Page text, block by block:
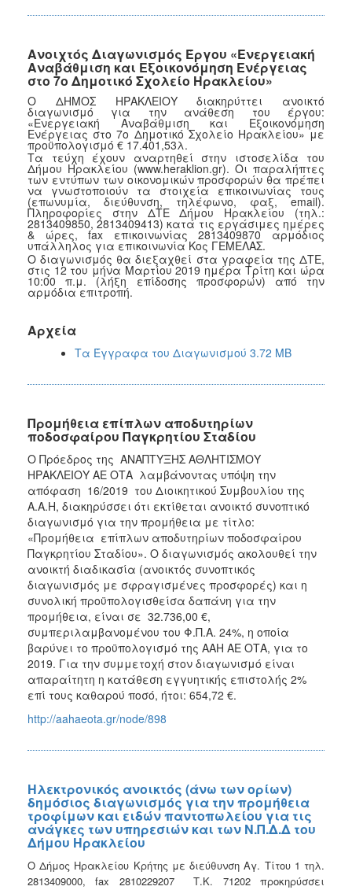
Ανοιχτός Διαγωνισμός Έργου «Ενεργειακή
Αναβάθμιση και Εξοικονόμηση Ενέργειας
στο 7ο Δημοτικό Σχολείο Ηρακλείου»
Ο ΔΗΜΟΣ ΗΡΑΚΛΕΙΟΥ διακηρύττει ανοικτό
διαγωνισμό για την ανάθεση του έργου:
«Ενεργειακή Αναβάθμιση και Εξοικονόμηση
Ενέργειας στο 7ο Δημοτικό Σχολείο Ηρακλείου» με
προϋπολογισμό € 17.401,53λ.
Τα τεύχη έχουν αναρτηθεί στην ιστοσελίδα του
Δήμου Ηρακλείου (www.heraklion.gr). Οι παραλήπτες
των εντύπων των οικονομικών προσφορών θα πρέπει
να γνωστοποιούν τα στοιχεία επικοινωνίας τους
(επωνυμία, διεύθυνση, τηλέφωνο, φαξ, email).
Πληροφορίες στην ΔΤΕ Δήμου Ηρακλείου (τηλ.:
2813409850, 2813409413) κατά τις εργάσιμες ημέρες
& ώρες, fax επικοινωνίας 2813409870 αρμόδιος
υπάλληλος για επικοινωνία Κος ΓΕΜΕΛΑΣ.
Ο διαγωνισμός θα διεξαχθεί στα γραφεία της ΔΤΕ,
στις 12 του μήνα Μαρτίου 2019 ημέρα Τρίτη και ώρα
10:00 π.μ. (λήξη επίδοσης προσφορών) από την
αρμόδια επιτροπή.
Αρχεία
Τα Έγγραφα του Διαγωνισμού 3.72 MB
Προμήθεια επίπλων αποδυτηρίων
ποδοσφαίρου Παγκρητίου Σταδίου
Ο Πρόεδρος της ΑΝΑΠΤΥΞΗΣ ΑΘΛΗΤΙΣΜΟΥ
ΗΡΑΚΛΕΙΟΥ ΑΕ ΟΤΑ λαμβάνοντας υπόψη την
απόφαση 16/2019 του Διοικητικού Συμβουλίου της
Α.Α.Η, διακηρύσσει ότι εκτίθεται ανοικτό συνοπτικό
διαγωνισμό για την προμήθεια με τίτλο:
«Προμήθεια επίπλων αποδυτηρίων ποδοσφαίρου
Παγκρητίου Σταδίου». Ο διαγωνισμός ακολουθεί την
ανοικτή διαδικασία (ανοικτός συνοπτικός
διαγωνισμός με σφραγισμένες προσφορές) και η
συνολική προϋπολογισθείσα δαπάνη για την
προμήθεια, είναι σε 32.736,00 €,
συμπεριλαμβανομένου του Φ.Π.Α. 24%, η οποία
βαρύνει το προϋπολογισμό της ΑΑΗ ΑΕ ΟΤΑ, για το
2019. Για την συμμετοχή στον διαγωνισμό είναι
απαραίτητη η κατάθεση εγγυητικής επιστολής 2%
επί τους καθαρού ποσό, ήτοι: 654,72 €.
http://aahaeota.gr/node/898
Ηλεκτρονικός ανοικτός (άνω των ορίων)
δημόσιος διαγωνισμός για την προμήθεια
τροφίμων και ειδών παντοπωλείου για τις
ανάγκες των υπηρεσιών και των Ν.Π.Δ.Δ του
Δήμου Ηρακλείου
Ο Δήμος Ηρακλείου Κρήτης με διεύθυνση Αγ. Τίτου 1 τηλ.
2813409000, fax 2810229207 Τ.Κ. 71202 προκηρύσσει